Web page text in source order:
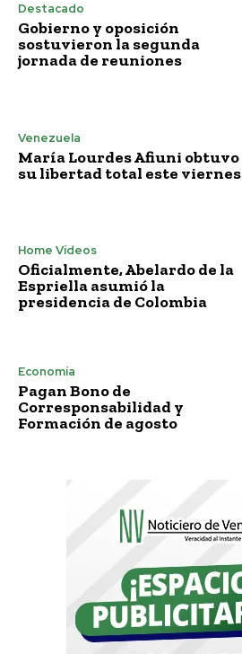
Destacado
Gobierno y oposición
sostuvieron la segunda
jornada de reuniones
Venezuela
María Lourdes Afiuni obtuvo
su libertad total este viernes
Home Vídeos
Oficialmente, Abelardo de la
Espriella asumió la
presidencia de Colombia
Economía
Pagan Bono de
Corresponsabilidad y
Formación de agosto